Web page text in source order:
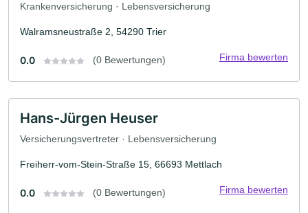
Krankenversicherung · Lebensversicherung
Walramsneustraße 2, 54290 Trier
0.0 (0 Bewertungen) Firma bewerten
Hans-Jürgen Heuser
Versicherungsvertreter · Lebensversicherung
Freiherr-vom-Stein-Straße 15, 66693 Mettlach
0.0 (0 Bewertungen) Firma bewerten